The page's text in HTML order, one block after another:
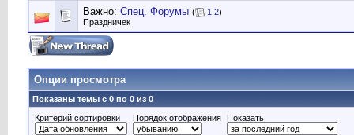
Важно: Спец. Форумы ( 1 2)
Праздничек
Опции просмотра
Показаны темы с 0 по 0 из 0
Критерий сортировки
Порядок отображения Показать